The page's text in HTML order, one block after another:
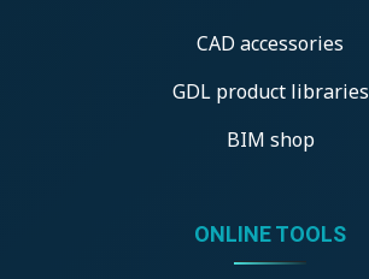
CAD accessories
GDL product libraries
BIM shop
ONLINE TOOLS